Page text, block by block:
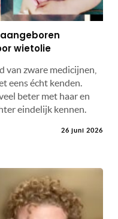
wietolie
van zware medicijnen,
eens écht kenden.
beter met haar en
eindelijk kennen.
26 juni 2026